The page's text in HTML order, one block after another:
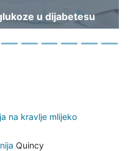
u dijabetesu
na kravlje mlijeko
Quincy